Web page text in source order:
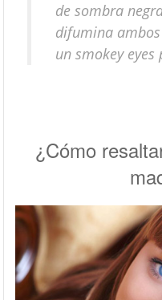
de sombra
difumina
un smokey
¿Cómo